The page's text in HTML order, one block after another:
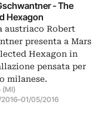
- The
Hexagon
austriaco Robert
presenta a Mars
Hexagon in
pensata per
milanese.
(MI)
–01/05/2016